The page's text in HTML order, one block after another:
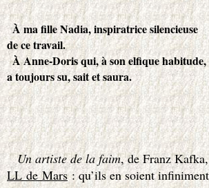
À ma ﬁlle Nadia, inspiratrice silencieuse
de ce travail.
À Anne-Doris qui, à son elfiquehabitude,
a toujours su, sait et saura.
Un artiste de la faim, de Franz
LL de Mars: qu’ils en soient